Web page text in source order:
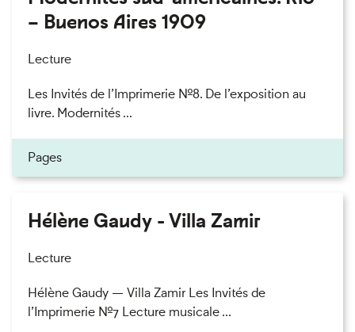
– Buenos Aires 1909
Lecture
Les Invités de l’Imprimerie n°8. De l’exposition au
livre. Modernités ...
Pages
Hélène Gaudy - Villa Zamir
Lecture
Hélène Gaudy — Villa Zamir Les Invités de
l’Imprimerie n°7 Lecture musicale ...